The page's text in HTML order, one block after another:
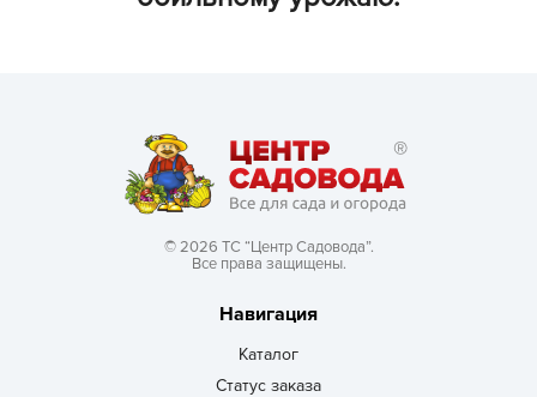
© 2026 ТС “Центр Садовода”.
Все права защищены.
Навигация
Каталог
Статус заказа